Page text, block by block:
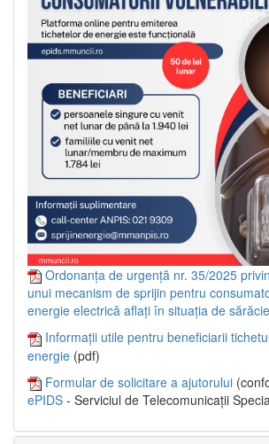
Ordonanța de urgență nr. 35/2025
unui mecanism de sprijin pentru
energie electrică aflați în situația de
Informații utile pentru beneficiarii
energie (pdf)
Formular de solicitare a ajutorului
ePIDS - Serviciul de Telecomunicații